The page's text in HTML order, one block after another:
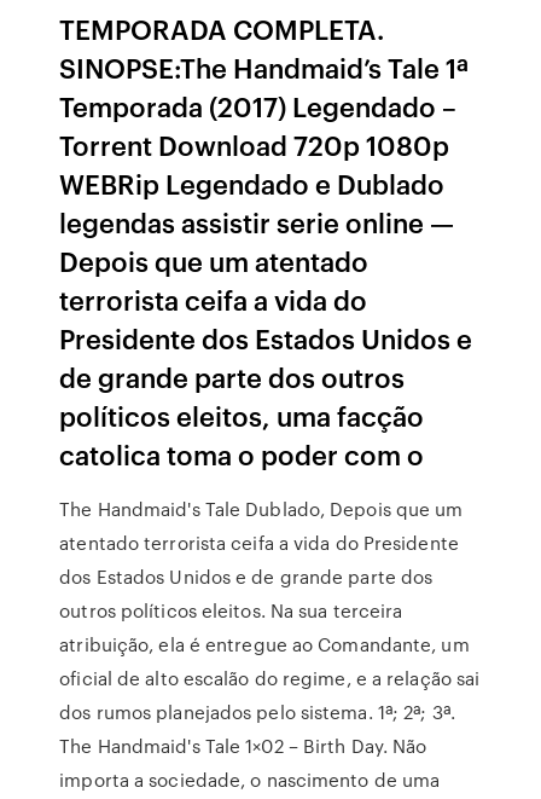
TEMPORADA COMPLETA.
SINOPSE:The Handmaid’s Tale 1ª
Temporada (2017) Legendado –
Torrent Download 720p 1080p
WEBRip Legendado e Dublado
legendas assistir serie online —
Depois que um atentado
terrorista ceifa a vida do
Presidente dos Estados Unidos e
de grande parte dos outros
políticos eleitos, uma facção
catolica toma o poder com o
The Handmaid's Tale Dublado, Depois que um
atentado terrorista ceifa a vida do Presidente
dos Estados Unidos e de grande parte dos
outros políticos eleitos. Na sua terceira
atribuição, ela é entregue ao Comandante, um
oficial de alto escalão do regime, e a relação sai
dos rumos planejados pelo sistema. 1ª; 2ª; 3ª.
The Handmaid's Tale 1×02 – Birth Day. Não
importa a sociedade, o nascimento de uma